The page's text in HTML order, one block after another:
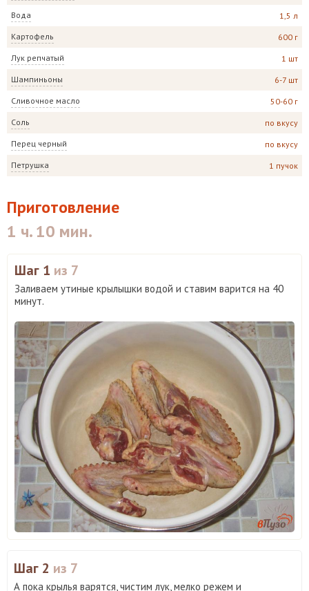
Вода 1,5 л
Картофель 600 г
Лук репчатый 1 шт
Шампиньоны 6-7 шт
Сливочное масло 50-60 г
Соль по вкусу
Перец черный по вкусу
Петрушка 1 пучок
Приготовление
1 ч. 10 мин.
Шаг 1 из 7
Заливаем утиные крылышки водой и ставим варится на 40
минут.
Шаг 2 из 7
А пока крылья варятся, чистим лук, мелко режем и